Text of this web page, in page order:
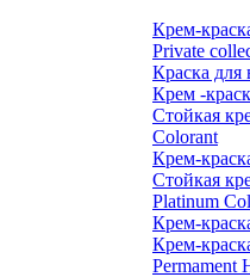
Крем-
Private
Краска
Крем -
Стойкая
Colorant
Крем-
Стойкая
Platinum
Крем-
Крем-
Permament